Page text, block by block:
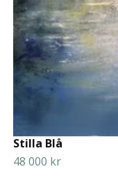
Stilla Blå
48 000 kr